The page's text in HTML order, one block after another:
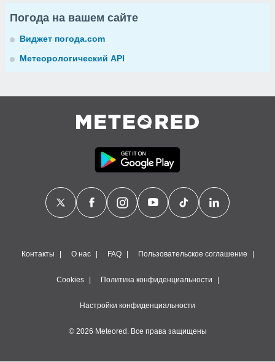
Погода на вашем сайте
Виджет погода.com
Метеорологический API
Контакты О нас FAQ Пользовательское соглашение
Cookies Политика конфиденциальности
Настройки конфиденциальности
© 2026 Meteored. Все права защищены